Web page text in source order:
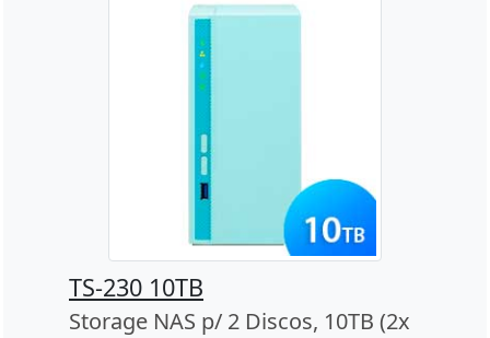
TS-230 10TB
Storage NAS p/ 2 Discos, 10TB (2x